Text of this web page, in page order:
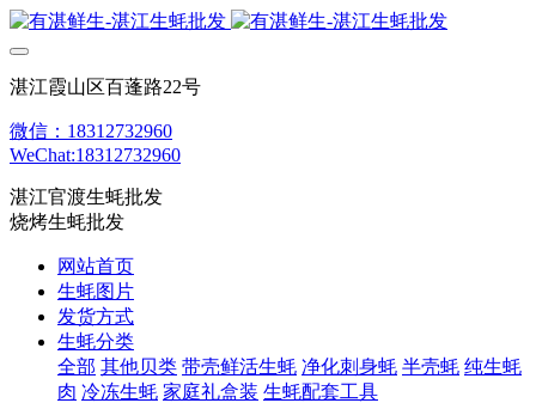
湛江霞山区百蓬路22号
微信：18312732960
WeChat:18312732960
湛江官渡生蚝批发
烧烤生蚝批发
网站首页
生蚝图片
发货方式
生蚝分类
全部 其他贝类 带壳鲜活生蚝 净化刺身蚝 半壳蚝 纯生蚝
肉 冷冻生蚝 家庭礼盒装 生蚝配套工具